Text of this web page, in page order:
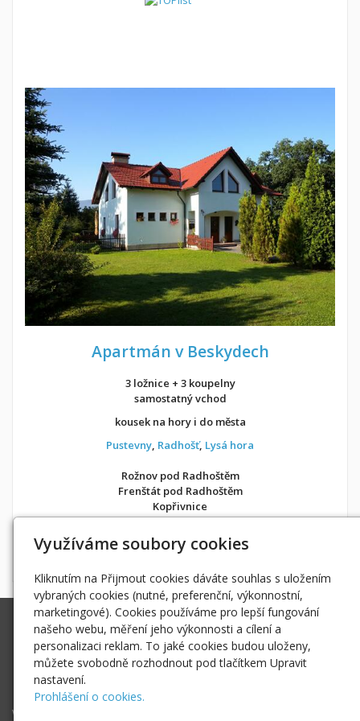
Apartmán v Beskydech
3 ložnice + 3 koupelny
samostatný vchod
kousek na hory i do města
Pustevny, Radhošť, Lysá hora
Rožnov pod Radhoštěm
Frenštát pod Radhoštěm
Kopřivnice
Možnost objednání ubytování také přesAirbnb
Ing. Radek Hoďák
Tichá 502, 742 74 Tichá
IČ: 18979661
radek@hodak.cz
Webové kamery
Využíváme soubory cookies
Kliknutím na Přijmout cookies dáváte souhlas s uložením
vybraných cookies (nutné, preferenční, výkonnostní,
marketingové). Cookies používáme pro lepší fungování
našeho webu, měření jeho výkonnosti a cílení a
personalizaci reklam. To jaké cookies budou uloženy,
můžete svobodně rozhodnout pod tlačítkem Upravit
nastavení.
Prohlášení o cookies.